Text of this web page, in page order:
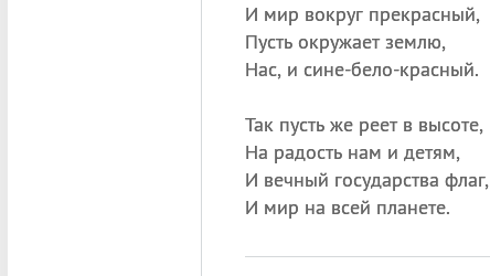
И мир вокруг прекрасный,
Пусть окружает землю,
Нас, и сине-бело-красный.
Так пусть же реет в высоте,
На радость нам и детям,
И вечный государства флаг,
И мир на всей планете.